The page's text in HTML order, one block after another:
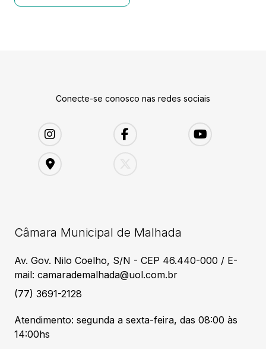
Conecte-se conosco nas redes sociais
Câmara Municipal de Malhada
Av. Gov. Nilo Coelho, S/N - CEP 46.440-000 / E-
mail: camarademalhada@uol.com.br
(77) 3691-2128
Atendimento: segunda a sexta-feira, das 08:00 às
14:00hs